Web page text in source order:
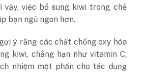
vậy, việc bổ sung kiwi trong chế
bạn ngủ ngon hơn.
ý rằng các chất chống oxy hóa
kiwi, chẳng hạn như vitamin C,
nhiệm một phần cho tác dụng